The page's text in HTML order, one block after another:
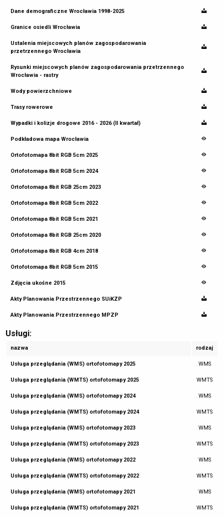
Dane demograficzne Wrocławia 1998-2025
Granice osiedli Wrocławia
Ustalenia miejscowych planów zagospodarowania
przetrzennego Wrocławia
Rysunki miejscowych planów zagospodarowania przetrzennego
Wrocławia - rastry
Wody powierzchniowe
Trasy rowerowe
Wypadki i kolizje drogowe 2016 - 2026 (II kwartał)
Podkładowa mapa Wrocławia
Ortofotomapa 8bit RGB 5cm 2025
Ortofotomapa 8bit RGB 5cm 2024
Ortofotomapa 8bit RGB 25cm 2023
Ortofotomapa 8bit RGB 5cm 2022
Ortofotomapa 8bit RGB 5cm 2021
Ortofotomapa 8bit RGB 25cm 2020
Ortofotomapa 8bit RGB 4cm 2018
Ortofotomapa 8bit RGB 5cm 2015
Zdjęcia ukośne 2015
Akty Planowania Przestrzennego SUiKZP
Akty Planowania Przestrzennego MPZP
Usługi:
nazwa rodzaj
Usługa przeglądania (WMS) ortofotomapy 2025 WMS
Usługa przeglądania (WMTS) ortofotomapy 2025 WMTS
Usługa przeglądania (WMS) ortofotomapy 2024 WMS
Usługa przeglądania (WMTS) ortofotomapy 2024 WMTS
Usługa przeglądania (WMS) ortofotomapy 2023 WMS
Usługa przeglądania (WMTS) ortofotomapy 2023 WMTS
Usługa przeglądania (WMS) ortofotomapy 2022 WMS
Usługa przeglądania (WMTS) ortofotomapy 2022 WMTS
Usługa przeglądania (WMS) ortofotomapy 2021 WMS
Usługa przeglądania (WMTS) ortofotomapy 2021 WMTS